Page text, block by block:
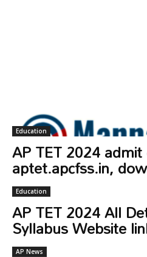
Education
AP TET 2024
aptet.apcfss.in,
Education
AP TET 2024 All
Syllabus Website
AP News